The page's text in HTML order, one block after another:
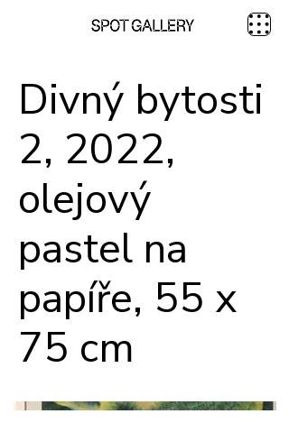
Divný bytosti
2, 2022,
olejový
pastel na
papíře, 55 x
75 cm